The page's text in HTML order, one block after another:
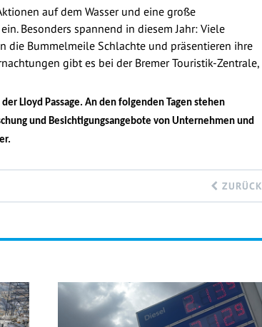
auf dem Wasser und eine große
Besonders spannend in diesem Jahr: Viele
die Bummelmeile Schlachte und präsentieren ihre
gibt es bei der Bremer Touristik-Zentrale,
Lloyd Passage. An den folgenden Tagen stehen
und Besichtigungsangebote von Unternehmen und
ZURÜCK